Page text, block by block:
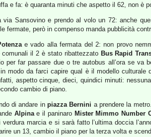
e fa: è quaranta minuti che aspetto il 62, non è
via Sansovino e prendo al volo un 72: anche
fermate, però in compenso manda pubblicità
e vado alla fermata del 2: non provo
il 2 è stato ribattezzato Bus Rapid
per far passare due o tre autobus all’ora se va
modo da farci capire qual è il modello
aspetto cinque, dieci, quindici minuti:
cambio di piano.
di andare in piazza Bernini a prendere la
Alpinae il paninaro Mister Mimmo Number
marcia e si sarà fatto l’ultima doccia
un 13, cambio il piano per la terza volta e